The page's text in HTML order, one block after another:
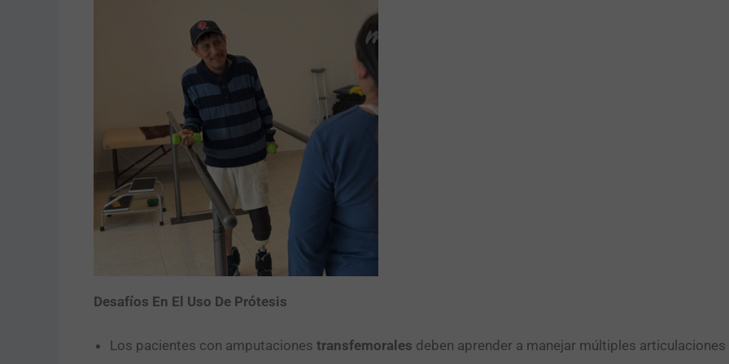
Desafíos En El Uso De Prótesis
Los pacientes con amputaciones transfemorales deben aprender a manejar múltiples